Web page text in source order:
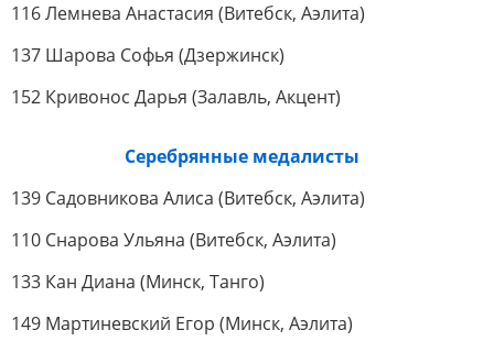
116 Лемнева Анастасия (Витебск, Аэлита)
137 Шарова Софья (Дзержинск)
152 Кривонос Дарья (Залавль, Акцент)
Серебрянные медалисты
139 Садовникова Алиса (Витебск, Аэлита)
110 Снарова Ульяна (Витебск, Аэлита)
133 Кан Диана (Минск, Танго)
149 Мартиневский Егор (Минск, Аэлита)